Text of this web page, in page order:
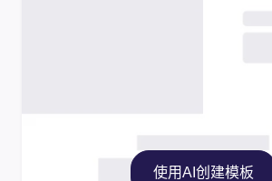
使用AI创建模板